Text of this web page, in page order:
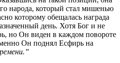
народа, который стал мишенью
которому обещалась награда
день. Хотя Бог и не
но Он виден в каждом повороте
Он поднял Есфирь на